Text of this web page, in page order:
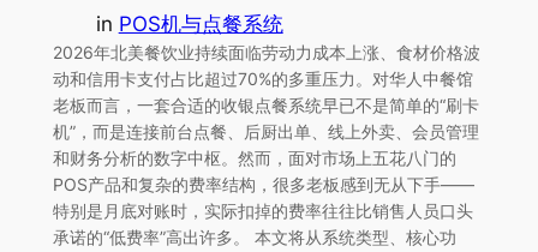
in POS机与点餐系统
2026年北美餐饮业持续面临劳动力成本上涨、食材价格波
动和信用卡支付占比超过70%的多重压力。对华人中餐馆
老板而言，一套合适的收银点餐系统早已不是简单的“刷卡
机”，而是连接前台点餐、后厨出单、线上外卖、会员管理
和财务分析的数字中枢。然而，面对市场上五花八门的
POS产品和复杂的费率结构，很多老板感到无从下手——
特别是月底对账时，实际扣掉的费率往往比销售人员口头
承诺的“低费率”高出许多。 本文将从系统类型、核心功